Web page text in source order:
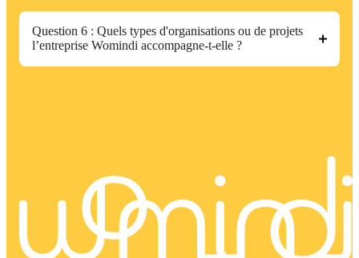
Question 6 : Quels types d'organisations ou de projets
l’entreprise Womindi accompagne-t-elle ?